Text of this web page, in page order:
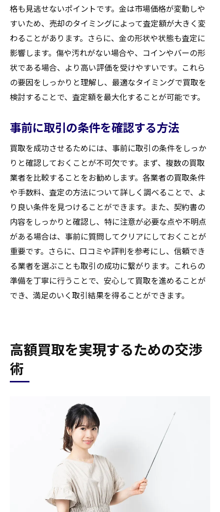
格も見逃せないポイントです。金は市場価格が変動しや
すいため、売却のタイミングによって査定額が大きく変
わることがあります。さらに、金の形状や状態も査定に
影響します。傷や汚れがない場合や、コインやバーの形
状である場合、より高い評価を受けやすいです。これら
の要因をしっかりと理解し、最適なタイミングで買取を
検討することで、査定額を最大化することが可能です。
事前に取引の条件を確認する方法
買取を成功させるためには、事前に取引の条件をしっか
りと確認しておくことが不可欠です。まず、複数の買取
業者を比較することをお勧めします。各業者の買取条件
や手数料、査定の方法について詳しく調べることで、よ
り良い条件を見つけることができます。また、契約書の
内容をしっかりと確認し、特に注意が必要な点や不明点
がある場合は、事前に質問してクリアにしておくことが
重要です。さらに、口コミや評判を参考にし、信頼でき
る業者を選ぶことも取引の成功に繋がります。これらの
準備を丁寧に行うことで、安心して買取を進めることが
でき、満足のいく取引結果を得ることができます。
高額買取を実現するための交渉
術